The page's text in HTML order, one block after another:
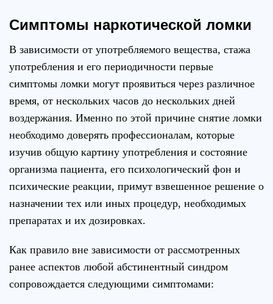
Симптомы наркотической ломки
В зависимости от употребляемого вещества, стажа
употребления и его периодичности первые
симптомы ломки могут проявиться через различное
время, от нескольких часов до нескольких дней
воздержания. Именно по этой причине снятие ломки
необходимо доверять профессионалам, которые
изучив общую картину употребления и состояние
организма пациента, его психологический фон и
психические реакции, примут взвешенное решение о
назначении тех или иных процедур, необходимых
препаратах и их дозировках.
Как правило вне зависимости от рассмотренных
ранее аспектов любой абстинентный синдром
сопровождается следующими симптомами: